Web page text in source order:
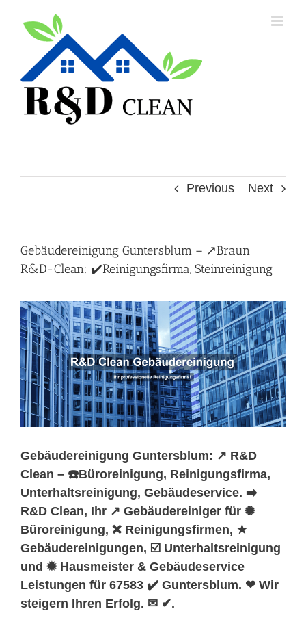
Previous Next
Gebäudereinigung Guntersblum – ↗️Braun
R&D-Clean: ✔️Reinigungsfirma, Steinreinigung
Gebäudereinigung Guntersblum: ↗️ R&D
Clean – ☎️Büroreinigung, Reinigungsfirma,
Unterhaltsreinigung, Gebäudeservice. ➡️
R&D Clean, Ihr ↗️ Gebäudereiniger für ✺
Büroreinigung, ❌ Reinigungsfirmen, ★
Gebäudereinigungen, ☑️ Unterhaltsreinigung
und ✹ Hausmeister & Gebäudeservice
Leistungen für 67583 ✔️ Guntersblum. ❤ Wir
steigern Ihren Erfolg. ✉ ✔.